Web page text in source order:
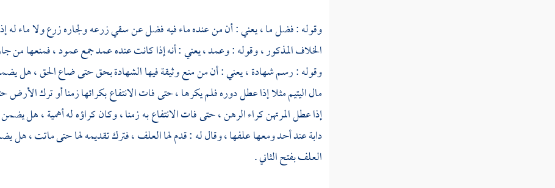
وقوله : فضل ما ، يعني : أن من عنده ماء فيه فضل عن سقي زرعه ولجاره زرع ولا ماء له
الخلاف المذكور ، وقوله : وعمد ، يعني : أنه إذا كانت عنده عمد جمع عمود ، فمنعها
وقوله : رسم شهادة ، يعني : أن من منع وثيقة فيها الشهادة بحق حتى ضاع الحق ، هل
مال اليتيم مثلا إذا عطل دوره فلم يكرها ، حتى فات الانتفاع بكرائها زمنا أو ترك
إذا عطل المرتهن كراء الرهن ، حتى فات الانتفاع به زمنا ، وكان كراؤه له أهمية ، هل
دابة عند أحد ومعها علفها ، وقال له : قدم لها العلف ، فترك تقديمه لها حتى ماتت ، هل
العلف بفتح الثاني .